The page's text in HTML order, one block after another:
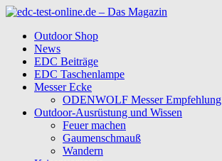
Outdoor Shop
News
EDC Beiträge
EDC Taschenlampe
Messer Ecke
ODENWOLF Messer Empfehlung
Outdoor-Ausrüstung und Wissen
Feuer machen
Gaumenschmauß
Wandern